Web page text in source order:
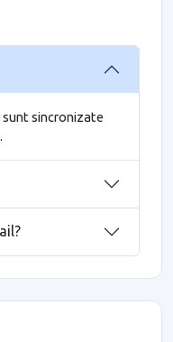
sincronizate